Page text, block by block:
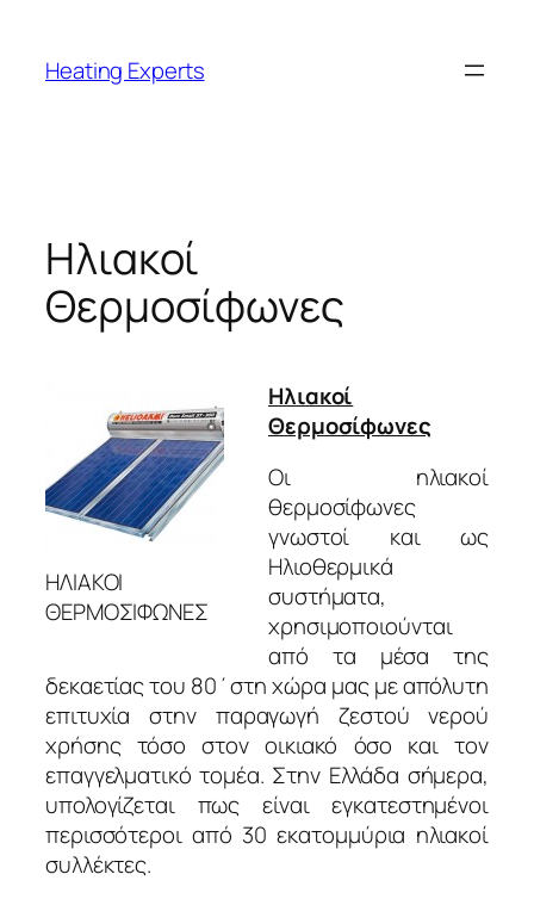
περιεχόμενο
Heating Experts
Ηλιακοί
Θερμοσίφωνες
ΗΛΙΑΚΟΙ
ΘΕΡΜΟΣΙΦΩΝΕΣ
Ηλιακοί
Θερμοσίφωνες
Οι ηλιακοί
θερμοσίφωνες
γνωστοί και ως
Ηλιοθερμικά
συστήματα,
χρησιμοποιούνται
από τα μέσα της
δεκαετίας του 80΄στη χώρα μας με απόλυτη
επιτυχία στην παραγωγή ζεστού νερού
χρήσης τόσο στον οικιακό όσο και τον
επαγγελματικό τομέα. Στην Ελλάδα σήμερα,
υπολογίζεται πως είναι εγκατεστημένοι
περισσότεροι από 30 εκατομμύρια ηλιακοί
συλλέκτες.